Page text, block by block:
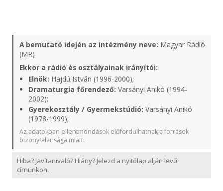
A bemutató idején az intézmény neve: Magyar Rádió
(MR)
Ekkor a rádió és osztályainak irányítói:
Elnök: Hajdú István (1996-2000);
Dramaturgia főrendező: Varsányi Anikó (1994-
2002);
Gyerekosztály / Gyermekstúdió: Varsányi Anikó
(1978-1999);
Az adatokban ellentmondások előfordulhatnak a források
bizonytalansága miatt.
Hiba? Javítanivaló? Hiány? Jelezd a nyitólap alján levő
címünkön.